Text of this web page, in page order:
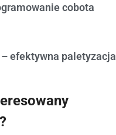
cobota
efektywna paletyzacja